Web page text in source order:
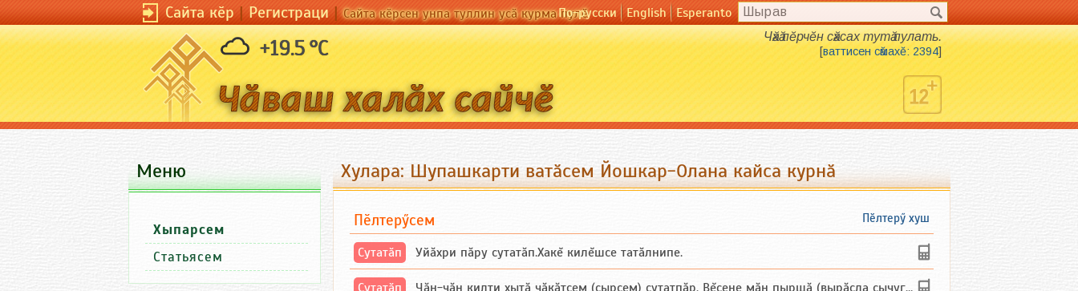
Сайта кӗр|Регистраци|Сайта кӗрсен унпа туллин усӑ курма пулӗПо-русски English Esperanto
+19.5 °C Чӑхӑ пӗрчӗн сӑхсах тутӑ пулать.
[ваттисен сӑмахӗ: 2394]
Хулара: Шупашкарти ватӑсем Йошкар-Олана кайса курнӑ
Пӗлтерӳ хуш
Пӗлтерӳсем
Сутатӑп Уйăхри пăру сутатăп.Хакĕ килĕшсе татăлнипе.
Сутатӑп Чăн-чăн килти хытă чăкăтсем (сырсем) сутатпăр. Вĕсене мăн пыршă (вырăсла сычуг) ...
Меню
Хыпарсем
Статьясем